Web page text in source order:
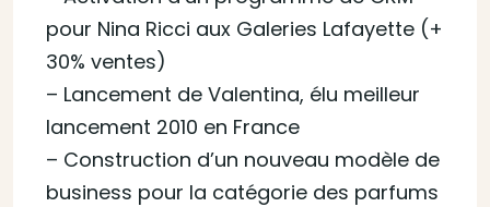
pour Nina Ricci aux Galeries Lafayette (+
30% ventes)
– Lancement de Valentina, élu meilleur
lancement 2010 en France
– Construction d’un nouveau modèle de
business pour la catégorie des parfums